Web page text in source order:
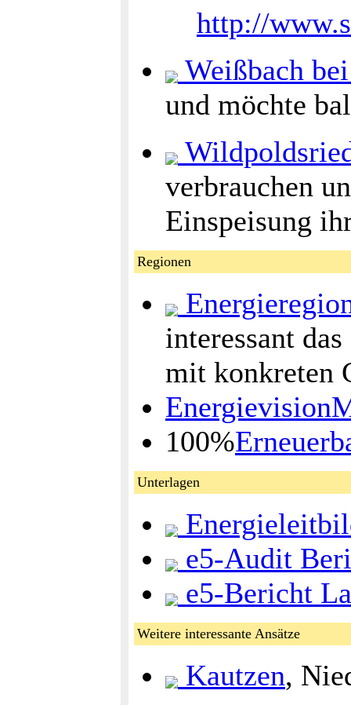
http://
Weißbach
und möchte
verbrauchen
Einspeisung
Regionen
interessant
mit konkreten
100%
Unterlagen
e5-Audit
e5-Bericht
Weitere interessante Ansätze
Kautzen,